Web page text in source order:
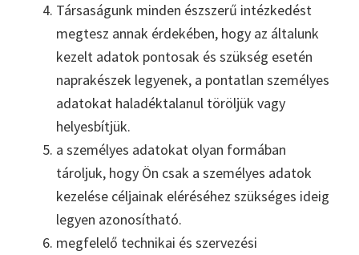
Társaságunk minden észszerű intézkedést
megtesz annak érdekében, hogy az általunk
kezelt adatok pontosak és szükség esetén
naprakészek legyenek, a pontatlan személyes
adatokat haladéktalanul töröljük vagy
helyesbítjük.
a személyes adatokat olyan formában
tároljuk, hogy Ön csak a személyes adatok
kezelése céljainak eléréséhez szükséges ideig
legyen azonosítható.
megfelelő technikai és szervezési